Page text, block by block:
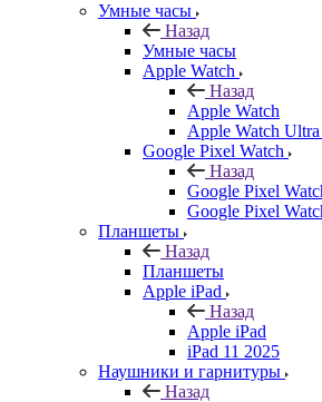
Умные часы
Назад
Умные часы
Apple Watch
Назад
Apple Watch
Apple Watch Ultra
Google Pixel Watch
Назад
Google Pixel
Google Pixel
Планшеты
Назад
Планшеты
Apple iPad
Назад
Apple iPad
iPad 11 2025
Наушники и гарнитуры
Назад